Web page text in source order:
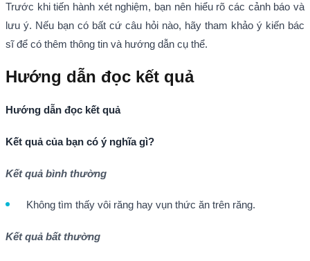
Trước khi tiến hành xét nghiệm, bạn nên hiểu rõ các cảnh báo và
lưu ý. Nếu bạn có bất cứ câu hỏi nào, hãy tham khảo ý kiến bác
sĩ để có thêm thông tin và hướng dẫn cụ thể.
Hướng dẫn đọc kết quả
Hướng dẫn đọc kết quả
Kết quả của bạn có ý nghĩa gì?
Kết quả bình thường
Không tìm thấy vôi răng hay vụn thức ăn trên răng.
Kết quả bất thường